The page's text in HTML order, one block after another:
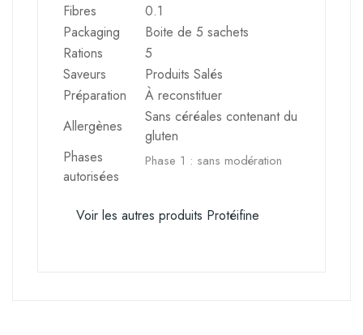
Fibres
0.1
Packaging
Boite de 5 sachets
Rations
5
Saveurs
Produits Salés
Préparation
À reconstituer
Allergènes
Sans céréales contenant du
gluten
Phases
autorisées
Phase 1 : sans modération
Voir les autres produits Protéifine